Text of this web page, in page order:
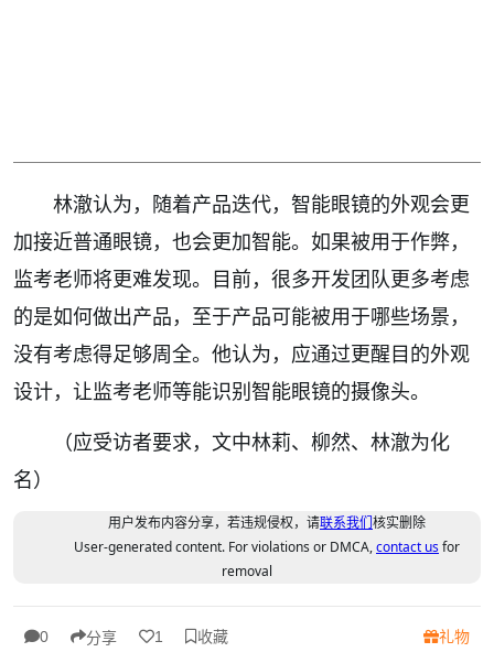
林澈认为，随着产品迭代，智能眼镜的外观会更
加接近普通眼镜，也会更加智能。如果被用于作弊，
监考老师将更难发现。目前，很多开发团队更多考虑
的是如何做出产品，至于产品可能被用于哪些场景，
没有考虑得足够周全。他认为，应通过更醒目的外观
设计，让监考老师等能识别智能眼镜的摄像头。
（应受访者要求，文中林莉、柳然、林澈为化
名）
用户发布内容分享，若违规侵权，请联系我们核实删除
User-generated content. For violations or DMCA,contact usfor
removal
0 分享 1 收藏 礼物